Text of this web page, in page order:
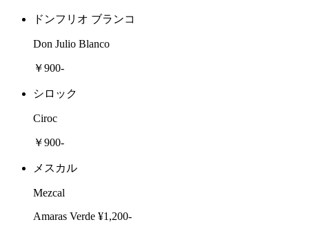
ドンフリオ ブランコ
Don Julio Blanco
￥900-
シロック
Ciroc
￥900-
メスカル
Mezcal
Amaras Verde ¥1,200-